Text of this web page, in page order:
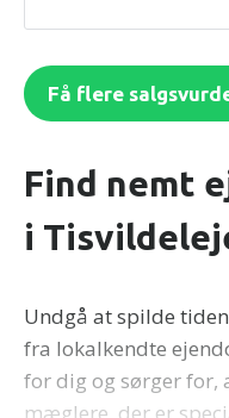
Få flere
Find nemt
i
Undgå at spilde
fra lokalkendte
for dig og sørger for,
mæglere, der er